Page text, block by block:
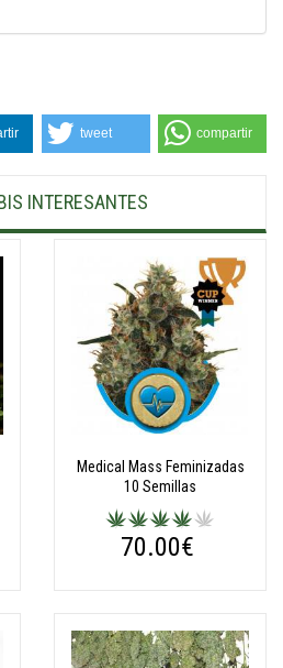
tweet compartir
INTERESANTES
Medical Mass Feminizadas
10 Semillas
70.00€